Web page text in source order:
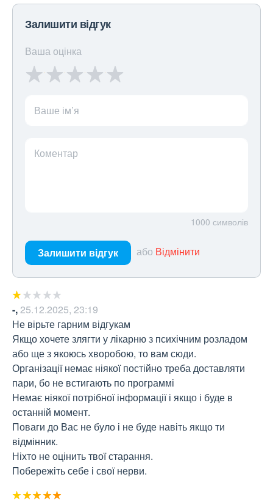
Залишити відгук
Ваша оцінка
Ваше ім’я
Коментар
1000 символів
Залишити відгук або Відмінити
-,25.12.2025, 23:19
Не вірьте гарним відгукам
Якщо хочете злягти у лікарню з психічним розладом
або ще з якоюсь хворобою, то вам сюди.
Організації немає ніякої постійно треба доставляти
пари, бо не встигають по программі
Немає ніякої потрібної інформації і якщо і буде в
останній момент.
Поваги до Вас не було і не буде навіть якщо ти
відмінник.
Ніхто не оцінить твої старання.
Побережіть себе і свої нерви.